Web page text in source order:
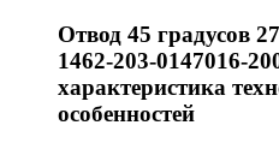
Отвод 45 градусов
1462-203-0147016-
характеристика
особенностей